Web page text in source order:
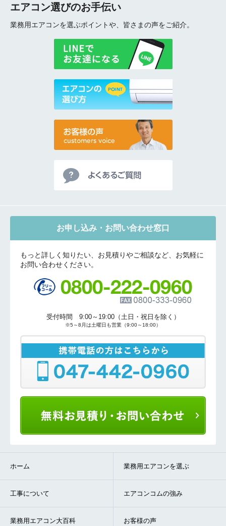
エアコン選びのお手伝い
業務用エアコンを選ぶポイントや、皆さまの声をご紹介。
お申し込み・お問い合わせ窓口
もっと詳しく知りたい、お見積りやご相談など、お気軽に
お問い合わせください。
受付時間 9:00～19:00（土日・祝日を除く）
※5～8月は土曜日も営業（9:00～18:00）
ホーム 業務用エアコンを選ぶ
工事について エアコンコムの強み
業務用エアコン大百科 お客様の声